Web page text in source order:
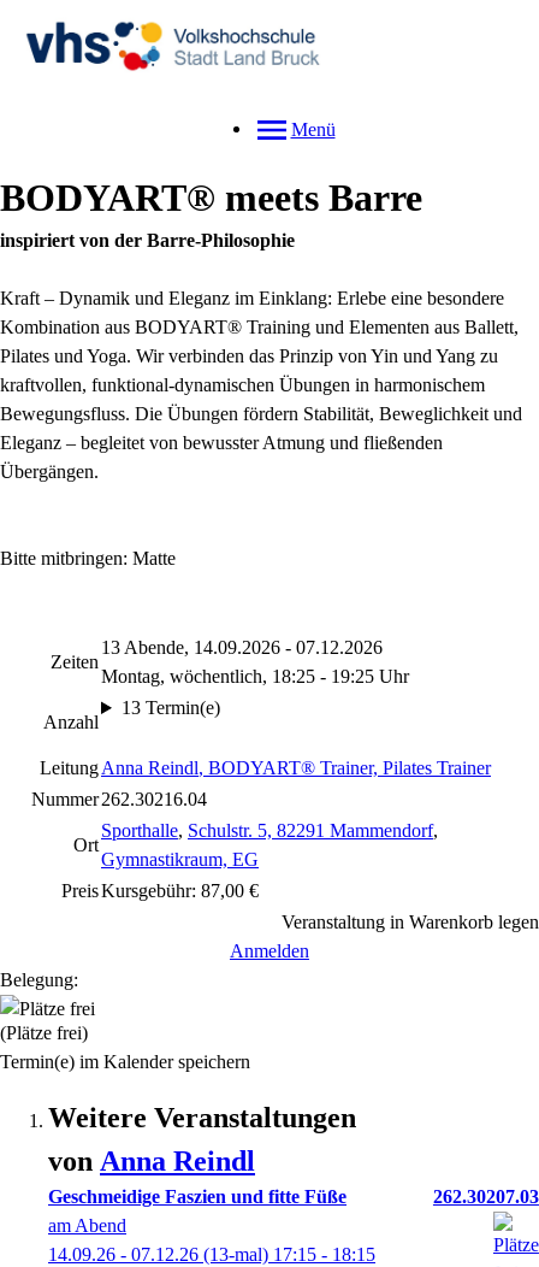
Menü
BODYART® meets Barre
inspiriert von der Barre-Philosophie
Kraft – Dynamik und Eleganz im Einklang: Erlebe eine besondere
Kombination aus BODYART® Training und Elementen aus Ballett,
Pilates und Yoga. Wir verbinden das Prinzip von Yin und Yang zu
kraftvollen, funktional-dynamischen Übungen in harmonischem
Bewegungsfluss. Die Übungen fördern Stabilität, Beweglichkeit und
Eleganz – begleitet von bewusster Atmung und fließenden
Übergängen.
Bitte mitbringen: Matte
Zeiten
13 Abende, 14.09.2026 - 07.12.2026
Montag, wöchentlich, 18:25 - 19:25 Uhr
Anzahl
13 Termin(e)
LeitungAnna Reindl, BODYART® Trainer, Pilates Trainer
Nummer262.30216.04
Ort
Sporthalle, Schulstr. 5, 82291 Mammendorf,
Gymnastikraum, EG
PreisKursgebühr: 87,00 €
Veranstaltung in Warenkorb legen
Anmelden
Belegung:
(Plätze frei)
Termin(e) im Kalender speichern
Weitere Veranstaltungen
von Anna Reindl
Geschmeidige Faszien und fitte Füße
262.30207.03
am Abend
14.09.26 - 07.12.26 (13-mal) 17:15 - 18:15